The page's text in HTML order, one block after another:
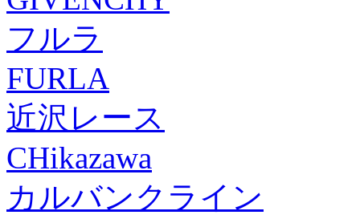
フルラ
FURLA
近沢レース
CHikazawa
カルバンクライン